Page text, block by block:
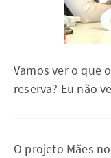
Vamos ver o que
reserva? Eu não
O projeto Mães